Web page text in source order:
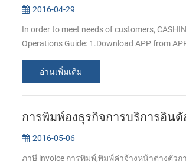
2016-04-29
In order to meet needs of customers,
Operations Guide: 1.Download APP from
อ่านเพิ่มเติม
การพิมพ์องธุรกิจการบริการอินดั
2016-05-06
ภาษี invoice การพิมพ์,พิมพ์ค่าจ้างหน้าต่างตั๋ว